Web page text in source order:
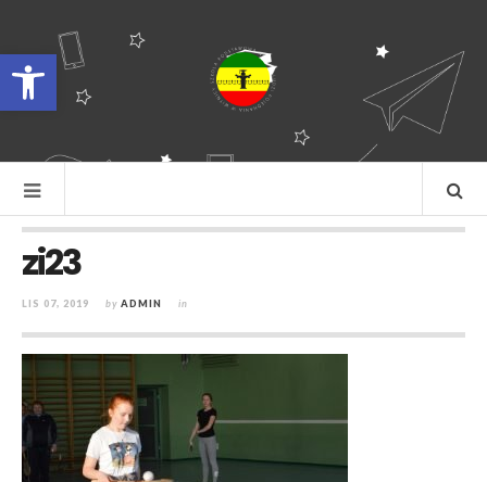
Otwórz pasek narzędzi
zi23
LIS 07, 2019 by ADMIN in